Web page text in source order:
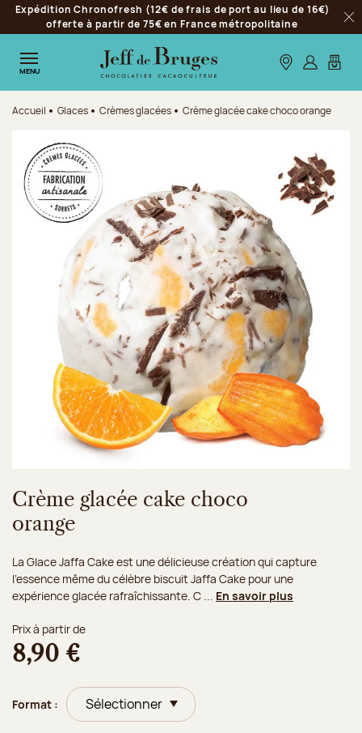
Aller à la navigation
Aller au contenu principal
Aller au pied de page
Expédition Chronofresh (12€ de frais de port au lieu de 16€)
offerte à partir de 75€ en France métropolitaine
MENU Nos boutiques
S’identifier
Mon
Accueil Glaces Crèmes glacées Crème glacée cake choco orange
Crème glacée cake choco
orange
La Glace Jaffa Cake est une délicieuse création qui capture
l'essence même du célèbre biscuit Jaffa Cake pour une
expérience glacée rafraîchissante. C ... En savoir plus
Prix à partir de
8,90 €
Format :